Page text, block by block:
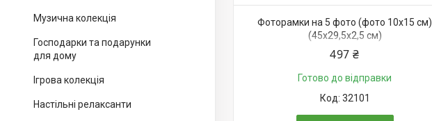
Музична колекція
Господарки та подарунки
для дому
Ігрова колекція
Настільні релаксанти
Фоторамки на 5 фото (фото 10х15 см)
(45х29,5х2,5 см)
497 ₴
Готово до відправки
32101